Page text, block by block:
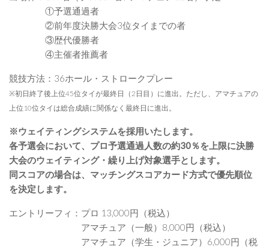
①予選通過者
②前年度決勝大会3位タイまでの者
③歴代優勝者
④主催者推薦者
競技方法：36ホール・ストロークプレー
※初日終了後上位45位タイが最終日（2日目）に進出。ただし、アマチュアの
上位10位タイは総合成績に関係なく最終日に進出。
※ウェイティングシステムを採用いたします。
各予選会において、プロ予選通過人数の約30％を上限に決勝
大会のウェイティング・繰り上げ対象選手とします。
同スコアの場合は、マッチングスコアカード方式で優先順位
を決定します。
エントリーフィ：プロ 13,000円（税込）
アマチュア（一般）8,000円（税込）
アマチュア（学生・ジュニア）6,000円（税